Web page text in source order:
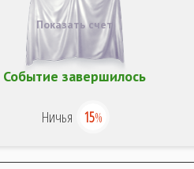
Событие завершилось
Показать счет
Ничья 15%